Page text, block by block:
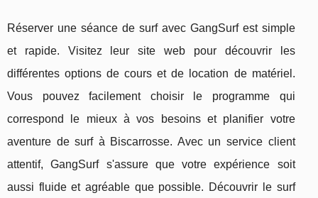
Réserver une séance de surf avec GangSurf est simple
et rapide. Visitez leur site web pour découvrir les
différentes options de cours et de location de matériel.
Vous pouvez facilement choisir le programme qui
correspond le mieux à vos besoins et planifier votre
aventure de surf à Biscarrosse. Avec un service client
attentif, GangSurf s'assure que votre expérience soit
aussi fluide et agréable que possible. Découvrir le surf